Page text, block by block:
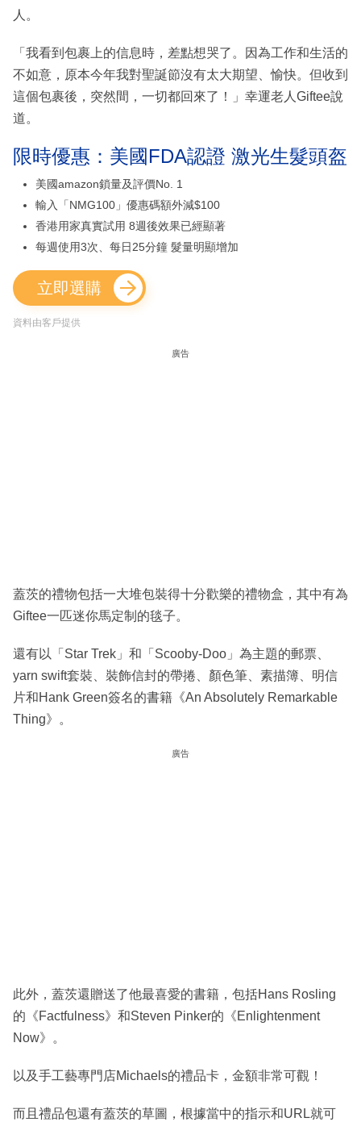
人。
「我看到包裹上的信息時，差點想哭了。因為工作和生活的
不如意，原本今年我對聖誕節沒有太大期望、愉快。但收到
這個包裹後，突然間，一切都回來了！」幸運老人Giftee說
道。
限時優惠：美國FDA認證 激光生髮頭盔
美國amazon鎖量及評價No. 1
輸入「NMG100」優惠碼額外減$100
香港用家真實試用 8週後效果已經顯著
每週使用3次、每日25分鐘 髮量明顯增加
立即選購
資料由客戶提供
廣告
蓋茨的禮物包括一大堆包裝得十分歡樂的禮物盒，其中有為
Giftee一匹迷你馬定制的毯子。
還有以「Star Trek」和「Scooby-Doo」為主題的郵票、
yarn swift套裝、裝飾信封的帶捲、顏色筆、素描簿、明信
片和Hank Green簽名的書籍《An Absolutely Remarkable
Thing》。
廣告
此外，蓋茨還贈送了他最喜愛的書籍，包括Hans Rosling
的《Factfulness》和Steven Pinker的《Enlightenment
Now》。
以及手工藝專門店Michaels的禮品卡，金額非常可觀！
而且禮品包還有蓋茨的草圖，根據當中的指示和URL就可